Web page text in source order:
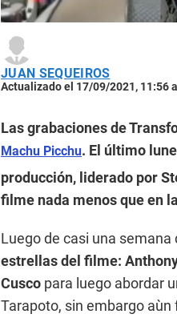
JUAN SEQUEIROS
Actualizado el 17/09/2021, 11:56
Las grabaciones de
Machu Picchu. El último
producción, liderado por
filme nada menos que en
Luego de casi una
estrellas del filme:
Cusco para luego abordar
Tarapoto, sin embargo